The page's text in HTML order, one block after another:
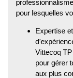
pour lesquelles
Expertise
Vittecoq
pour gérer
aux plus